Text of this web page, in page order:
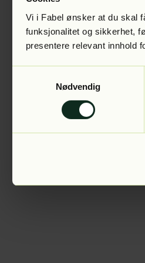
Vi i Fabel ønsker at du skal
funksjonalitet og sikkerhet,
presentere relevant innhold
Nødvendig
Application